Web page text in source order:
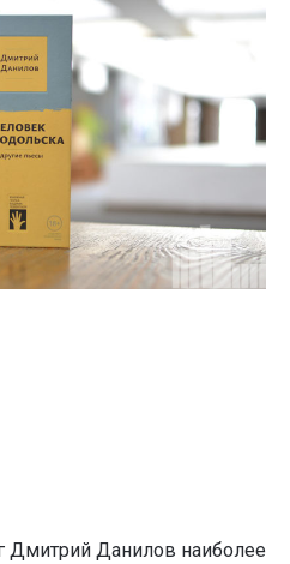
Дмитрий Данилов наиболее